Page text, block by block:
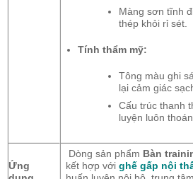
Màng sơn tĩnh
thép khỏi rỉ sét.
Tính thẩm mỹ:
Tông màu ghi
lại cảm giác
Cấu trúc thanh
luyện luôn
Ứng
Dòng sản phẩm Bàn
kết hợp với ghế gấp nội